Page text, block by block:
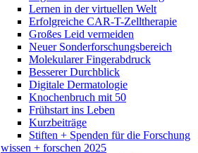
Lernen in der virtuellen Welt
Erfolgreiche CAR-T-Zelltherapie
Großes Leid vermeiden
Neuer Sonderforschungsbereich
Molekularer Fingerabdruck
Besserer Durchblick
Digitale Dermatologie
Knochenbruch mit 50
Frühstart ins Leben
Kurzbeiträge
Stiften + Spenden für die Forschung
wissen + forschen 2025